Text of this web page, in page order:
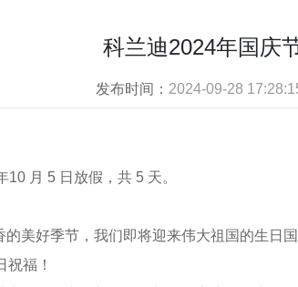
科兰迪2024年国庆
发布时间： 2024-09-28
月 5 日放假，共 5 天。
美好季节，我们即将迎来伟大祖国的生日
祝福！